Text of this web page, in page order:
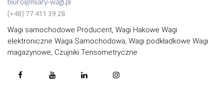
(+48) 77 411 39 28
Wagi samochodowe Producent, Wagi Hakowe Wagi
elektroniczne Waga Samochodowa, Wagi podkładkowe Wagi
magazynowe, Czujniki Tensometryczne